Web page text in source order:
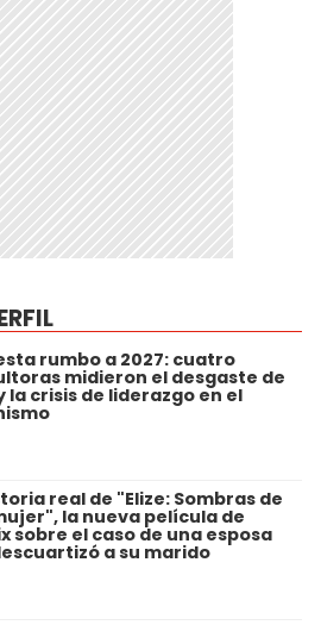
rumbo a 2027: cuatro
midieron el desgaste de
la crisis de liderazgo en el
real de "Elize: Sombras de
la nueva película de
sobre el caso de una esposa
a su marido